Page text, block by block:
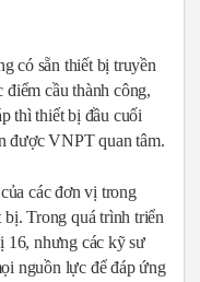
có sẵn thiết bị truyền
cầu thành công,
thì thiết bị đầu cuối
được VNPT quan tâm.
các đơn vị trong
Trong quá trình triển
16, nhưng các kỹ sư
nguồn lực để đáp ứng